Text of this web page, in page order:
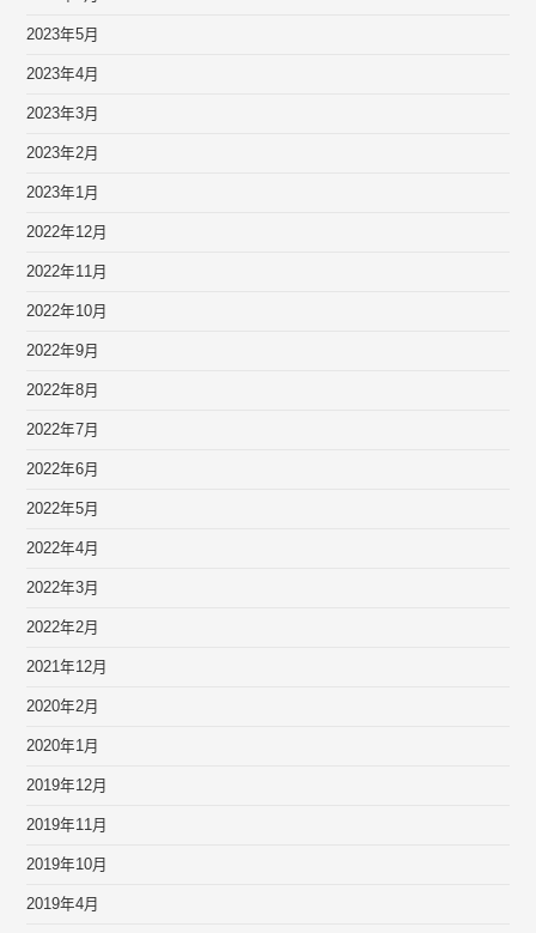
2023年5月
2023年4月
2023年3月
2023年2月
2023年1月
2022年12月
2022年11月
2022年10月
2022年9月
2022年8月
2022年7月
2022年6月
2022年5月
2022年4月
2022年3月
2022年2月
2021年12月
2020年2月
2020年1月
2019年12月
2019年11月
2019年10月
2019年4月